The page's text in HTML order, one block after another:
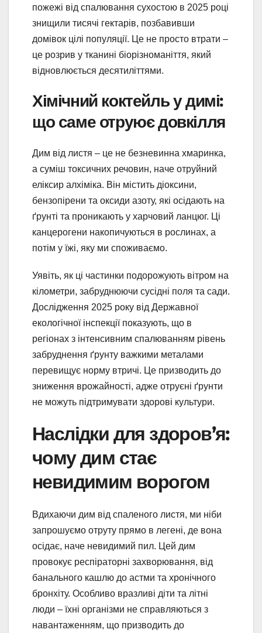
пожежі від спалювання сухостою в 2025 році
знищили тисячі гектарів, позбавивши
домівок цілі популяції. Це не просто втрати –
це розрив у тканині біорізноманіття, який
відновлюється десятиліттями.
Хімічний коктейль у димі:
що саме отруює довкілля
Дим від листя – це не безневинна хмаринка,
а суміш токсичних речовин, наче отруйний
еліксир алхіміка. Він містить діоксини,
бензопірени та оксиди азоту, які осідають на
ґрунті та проникають у харчовий ланцюг. Ці
канцерогени накопичуються в рослинах, а
потім у їжі, яку ми споживаємо.
Уявіть, як ці частинки подорожують вітром на
кілометри, забруднюючи сусідні поля та сади.
Дослідження 2025 року від Державної
екологічної інспекції показують, що в
регіонах з інтенсивним спалюванням рівень
забруднення ґрунту важкими металами
перевищує норму втричі. Це призводить до
зниження врожайності, адже отруєні ґрунти
не можуть підтримувати здорові культури.
Наслідки для здоров’я:
чому дим стає
невидимим ворогом
Вдихаючи дим від спаленого листя, ми ніби
запрошуємо отруту прямо в легені, де вона
осідає, наче невидимий пил. Цей дим
провокує респіраторні захворювання, від
банального кашлю до астми та хронічного
бронхіту. Особливо вразливі діти та літні
люди – їхні організми не справляються з
навантаженням, що призводить до